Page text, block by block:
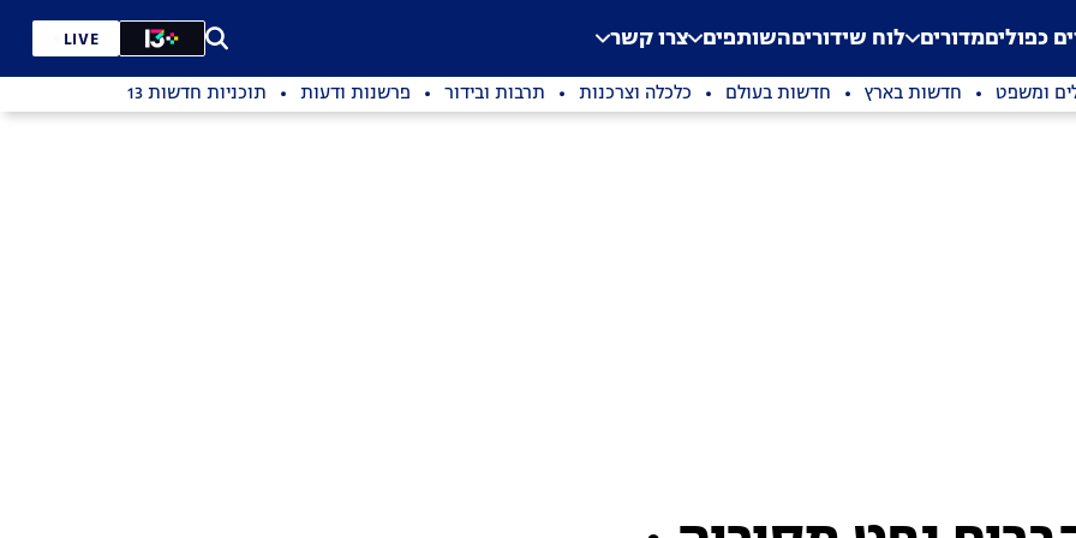
Application error: a
. כפוליםמדורים לוח שידוריםהשותפים צרו קשר LIVE
ומשפט חדשות בארץ חדשות בעולם כלכלה וצרכנות תרבות ובידור פרשנות ודעות תוכניות חדשות 13